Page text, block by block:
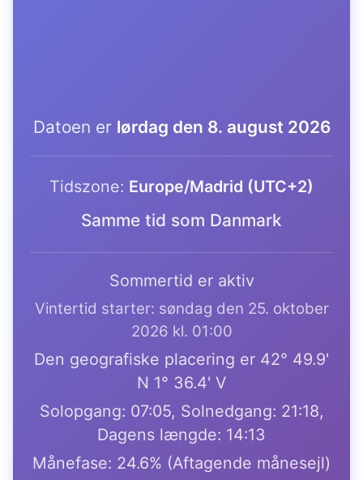
Datoen er lørdag den 8. august 2026
Tidszone: Europe/Madrid (UTC+2)
Samme tid som Danmark
Sommertid er aktiv
Vintertid starter: søndag den 25. oktober
2026 kl. 01:00
Den geografiske placering er 42° 49.9'
N 1° 36.4' V
Solopgang: 07:05, Solnedgang: 21:18,
Dagens længde: 14:13
Månefase: 24.6% (Aftagende månesejl)